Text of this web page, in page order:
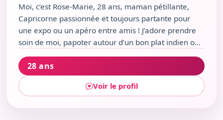
Moi, c’est Rose-Marie, 28 ans, maman pétillante,
Capricorne passionnée et toujours partante pour
une expo ou un apéro entre amis ! J’adore prendre
soin de moi, papoter autour d’un bon plat indien ou
je croque la vie à Brignoles à pleines dents, avec
mon oiseau et mes envies de nouvelles rencontres.
28 ans
Voir le profil